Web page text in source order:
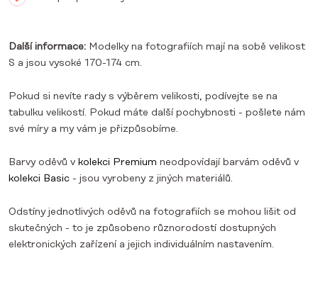
Další informace: Modelky na fotografiích mají na sobě velikost
S a jsou vysoké 170-174 cm.
Pokud si nevíte rady s výběrem velikosti, podívejte se na
tabulku velikostí. Pokud máte další pochybnosti - pošlete nám
své míry a my vám je přizpůsobíme.
Barvy oděvů v kolekci Premium neodpovídají barvám oděvů v
kolekci Basic - jsou vyrobeny z jiných materiálů.
Odstíny jednotlivých oděvů na fotografiích se mohou lišit od
skutečných - to je způsobeno různorodostí dostupných
elektronických zařízení a jejich individuálním nastavením.